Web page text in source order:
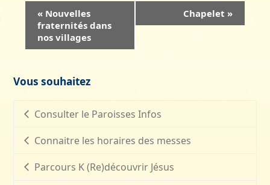
Navigation
Évènement
« Nouvelles
fraternités dans
nos villages
Chapelet »
Vous souhaitez
Consulter le Paroisses Infos
Connaitre les horaires des messes
Parcours K (Re)découvrir Jésus